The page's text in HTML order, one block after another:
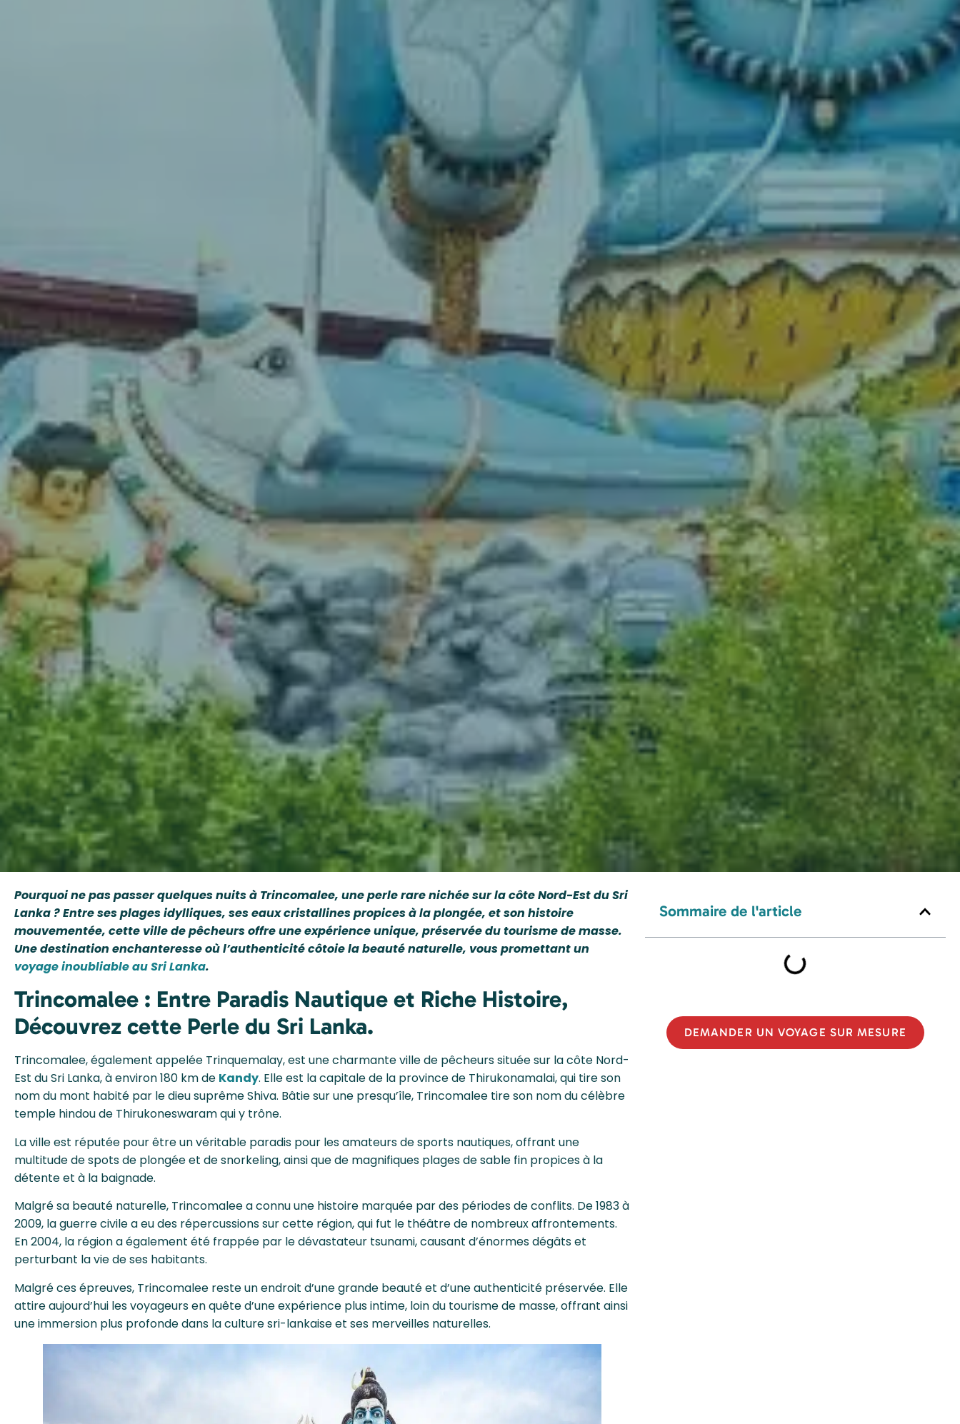
Pourquoi ne pas passer quelques nuits à Trincomalee, une perle rare nichée sur la côte Nord-Est du Sri
Lanka ? Entre ses plages idylliques, ses eaux cristallines propices à la plongée, et son histoire
mouvementée, cette ville de pêcheurs offre une expérience unique, préservée du tourisme de masse.
Une destination enchanteresse où l’authenticité côtoie la beauté naturelle, vous promettant un
voyage inoubliable au Sri Lanka.
Trincomalee : Entre Paradis Nautique et Riche Histoire,
Découvrez cette Perle du Sri Lanka.
Trincomalee, également appelée Trinquemalay, est une charmante ville de pêcheurs située sur la côte Nord-
Est du Sri Lanka, à environ 180 km de Kandy. Elle est la capitale de la province de Thirukonamalai, qui tire son
nom du mont habité par le dieu suprême Shiva. Bâtie sur une presqu’île, Trincomalee tire son nom du célèbre
temple hindou de Thirukoneswaram qui y trône.
La ville est réputée pour être un véritable paradis pour les amateurs de sports nautiques, offrant une
multitude de spots de plongée et de snorkeling, ainsi que de magnifiques plages de sable fin propices à la
détente et à la baignade.
Malgré sa beauté naturelle, Trincomalee a connu une histoire marquée par des périodes de conflits. De 1983 à
2009, la guerre civile a eu des répercussions sur cette région, qui fut le théâtre de nombreux affrontements.
En 2004, la région a également été frappée par le dévastateur tsunami, causant d’énormes dégâts et
perturbant la vie de ses habitants.
Malgré ces épreuves, Trincomalee reste un endroit d’une grande beauté et d’une authenticité préservée. Elle
attire aujourd’hui les voyageurs en quête d’une expérience plus intime, loin du tourisme de masse, offrant ainsi
une immersion plus profonde dans la culture sri-lankaise et ses merveilles naturelles.
Sommaire de l'article
DEMANDER UN VOYAGE SUR MESURE